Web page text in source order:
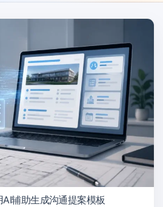
辅助生成沟通提案模板